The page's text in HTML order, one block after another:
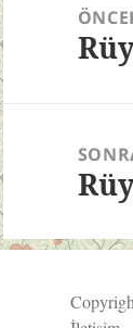
gezinmesi